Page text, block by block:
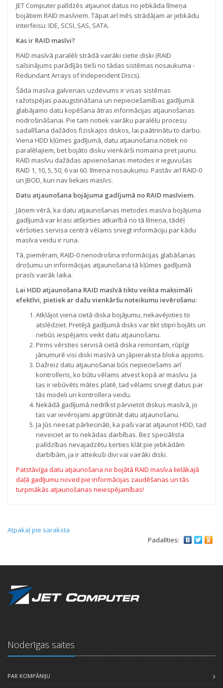
JET Computer palīdzēs atjaunot datus no jebkāda līmeņa
bojātiem RAID masīviem. Tāpat arī mēs strādājam ar jebkādu
interfeisu: IDE, SCSI, SAS, SATA.
Kas ir RAID masīvi?
RAID masīvā paralēli strādā vairāki cietie diski (RAID
saīsinājums parādījās tieši no tādas sistēmas nosaukuma -
Redundant Arrays of Independent Discs).
Šāda masīva galvenais uzdevums ir visas sistēmas
ražotspējas paaugstināšana un nepieciešamības gadījumā
glabājamo datu kopēšana ātras informācijas atjaunošanas
nodrošināšanai. Pie tam notiek vairāku paralēlu procesu
sadalīšana dažādos fiziskajos diskos, lai paātrinātu to darbu.
Viena HDD kļūmes gadījumā, datu atjaunošana notiek no
paralēlajiem, bet bojāto disku vienkārši nomaina pret jaunu.
RAID masīvu dažādas apvienošanas metodes ir ieguvušas
RAID 1, 10, 5, 50, 6 vai 60. līmeņa nosaukumu. Pastāv arī RAID-0
un JBOD, kuri nav liekais masīvs.
Datu atjaunošana bojājuma gadījumā no RAID masīviem.
Jāņem vērā, ka datu atjaunošanas metodes masīva bojājuma
gadījumā var krasi atšķirties atkarībā no tā līmeņa, tādēļ
vēršoties servisa centrā vēlams sniegt informāciju par kādu
masīva veidu ir runa.
Tā, piemēram, RAID-0 nenodrošina informācijas glabāšanas
drošumu un informācijas atjaunošana tā kļūmes gadījumā
prasīs vairāk laika.
Lai HDD atjaunošana RAID masīvā tiktu veikta maksimāli
efektīvi, pietiek ar dažu vienkāršu noteikumu ievērošanu:
Atklājot viena cietā diska bojājumu, nekavējoties to
atslēdziet. Pretējā gadījumā disks var tikt stipri bojāts un
nebūs iespējams veikt datu atjaunošanu.
Pirms vērsties servisā cietā diska remontam, rūpīgi
jānumurē visi diski masīvā un jāpieraksta bloka apjoms.
Dažreiz datu atjaunošanai būs nepieciešams arī
kontrolleris, ko būtu vēlams atvest kopā ar masīvu. Ja
tas ir iebūvēts mātes platē, tad vēlams sniegt datus par
tās modeli un kontrollera veidu.
Nekādā gadījumā nedrīkst pārvietot diskus masīvā, jo
tas var ievērojami apgrūtināt datu atjaunošanu.
Ja Jūs neesat pārliecināti, ka paši varat atjaunot HDD, tad
neveiciet ar to nekādas darbības. Bez speciālista
palīdzības nevajadzētu ķerties klāt pie jebkādām
darbībām, ja ir atteikuši divi vai vairāki diski.
Patstāvīga datu atjaunošana no bojātā RAID masīva lielākajā
daļā gadījumu noved pie informācijas zaudēšanas un tās
turpmākās atjaunošanas neiespējamības!
Atpakaļ pie saraksta
PadalIties:
Noderīgas saites
PAR KOMPĀNIJU